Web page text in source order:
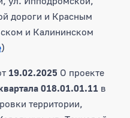
дороги и Красным
и Калининском
)
19.02.2025 О проекте
018.01.01.11 в
территории,